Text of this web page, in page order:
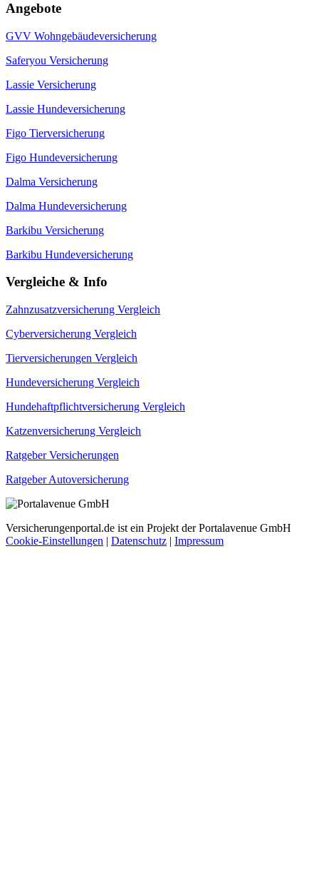
Angebote
GVV Wohngebäudeversicherung
Saferyou Versicherung
Lassie Versicherung
Lassie Hundeversicherung
Figo Tierversicherung
Figo Hundeversicherung
Dalma Versicherung
Dalma Hundeversicherung
Barkibu Versicherung
Barkibu Hundeversicherung
Vergleiche & Info
Zahnzusatzversicherung Vergleich
Cyberversicherung Vergleich
Tierversicherungen Vergleich
Hundeversicherung Vergleich
Hundehaftpflichtversicherung Vergleich
Katzenversicherung Vergleich
Ratgeber Versicherungen
Ratgeber Autoversicherung
Versicherungenportal.de ist ein Projekt der Portalavenue GmbH
Cookie-Einstellungen | Datenschutz | Impressum